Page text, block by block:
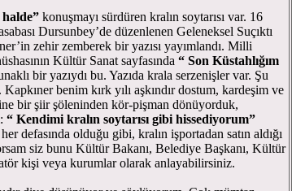
halde” konuşmayı sürdüren kralın soytarısı var. 16
Dursunbey’de düzenlenen Geleneksel Suçıktı
zehir zemberek bir yazısı yayımlandı. Milli
Kültür Sanat sayfasında “ Son Küstahlığım
bir yazıydı bu. Yazıda krala serzenişler var. Şu
benim kırk yılı aşkındır dostum, kardeşim ve
bir şiir şöleninden kör-pişman dönüyorduk,
“ Kendimi kralın soytarısı gibi hissediyorum”
defasında olduğu gibi, kralın işportadan satın aldığı
siz bunu Kültür Bakanı, Belediye Başkanı, Kültür
kişi veya kurumlar olarak anlayabilirsiniz.